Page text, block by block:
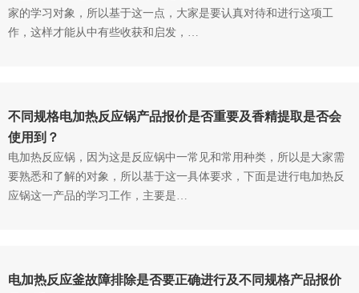
家的学习对象，所以基于这一点，大家是要认真对待和进行这项工
作，这样才能从中有些收获和启发，…
不同规格电加热反应锅产品报价是否重要及香精提取是否会
使用到？
电加热反应锅，因为这是反应锅中一常见和常用种类，所以是大家需
要熟悉和了解的对象，所以基于这一具体要求，下面是进行电加热反
应锅这一产品的学习工作，主要是…
电加热反应釜故障排除是否要正确进行及不同规格产品报价